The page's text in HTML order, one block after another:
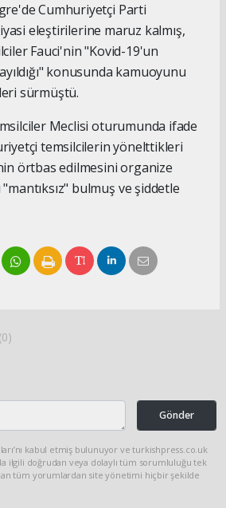
Cumhuriyetçi Parti
eleştirilerine maruz kalmış,
Fauci'nin "Kovid-19'un
konusunda kamuoyunu
sürmüştü.
Meclisi oturumunda ifade
temsilcilerin yönelttikleri
örtbas edilmesini organize
"mantıksız" bulmuş ve şiddetle
(0)
Gönder
kabul etmiş bulunuyor ve turkishpress.co.uk
ilgili doğrudan veya dolaylı tüm sorumluluğu tek
tüm yorumlardan site yönetimi hiçbir şekilde